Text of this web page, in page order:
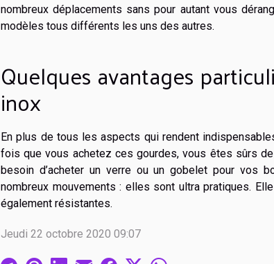
nombreux déplacements sans pour autant vous
modèles tous différents les uns des autres.
Quelques avantages
inox
En plus de tous les aspects qui rendent
fois que vous achetez ces gourdes, vous êtes sûrs
besoin d’acheter un verre ou un gobelet pour vos
nombreux mouvements : elles sont ultra pratiques.
également résistantes.
Jeudi 22 octobre 2020 09:07